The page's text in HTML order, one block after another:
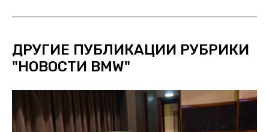
ДРУГИЕ ПУБЛИКАЦИИ РУБРИКИ
"НОВОСТИ BMW"